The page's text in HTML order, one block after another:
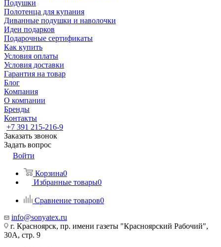
Подушки
Полотенца для купания
Диванные подушки и наволочки
Идеи подарков
Подарочные сертификаты
Как купить
Условия оплаты
Условия доставки
Гарантия на товар
Блог
Компания
О компании
Бренды
Контакты
+7 391 215-216-9
Заказать звонок
Задать вопрос
Войти
Корзина0
Избранные товары0
Сравнение товаров0
info@sonyatex.ru
г. Красноярск, пр. имени газеты "Красноярский Рабочий",
30А, стр. 9